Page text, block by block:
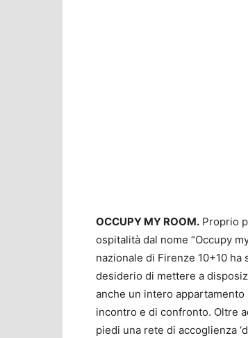
OCCUPY MY ROOM. Proprio
ospitalità dal nome “Occupy
nazionale di Firenze 10+10 ha
desiderio di mettere a
anche un intero appartamento
incontro e di confronto. Oltre
piedi una rete di accoglienza